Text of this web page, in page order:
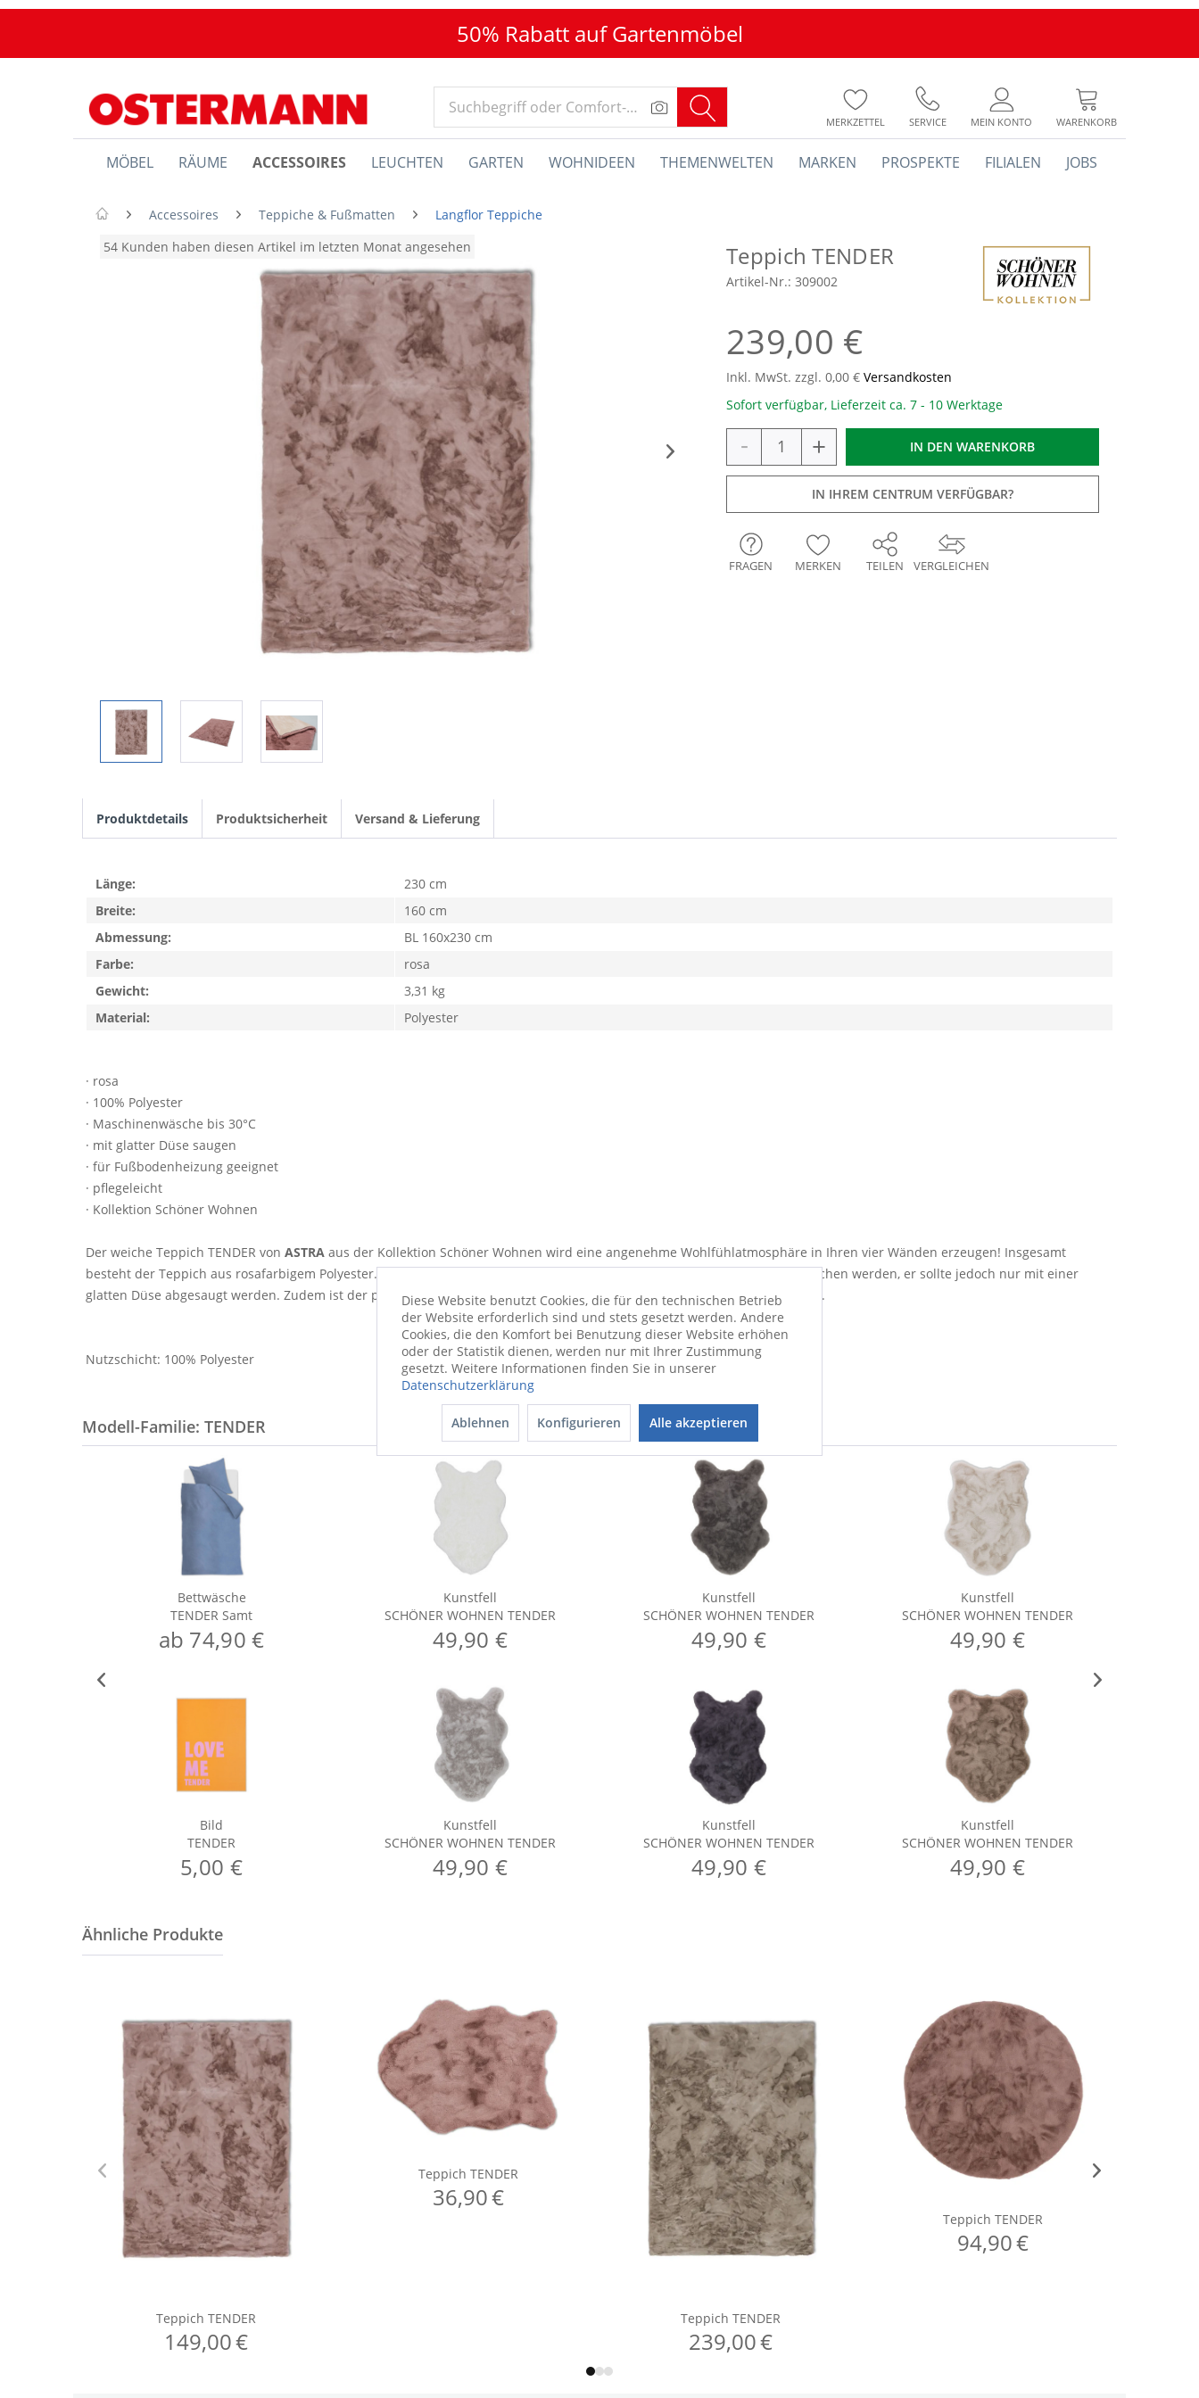
50% Rabatt auf Gartenmöbel
MERKZETTEL SERVICE MEIN KONTO WARENKORB
MÖBEL RÄUME ACCESSOIRES LEUCHTEN GARTEN WOHNIDEEN THEMENWELTEN MARKEN PROSPEKTE FILIALEN JOBS
Accessoires Teppiche & Fußmatten
Langflor Teppiche
54 Kunden haben diesen Artikel im letzten Monat angesehen
Teppich TENDER
Artikel-Nr.: 309002
239,00 €
Inkl. MwSt. zzgl. 0,00 € Versandkosten
Sofort verfügbar, Lieferzeit ca. 7 - 10 Werktage
- + IN DEN WARENKORB
IN IHREM CENTRUM VERFÜGBAR?
VERGLEICHEN
FRAGEN MERKEN TEILEN
Produktdetails Produktsicherheit Versand & Lieferung
· rosa
· 100% Polyester
· Maschinenwäsche bis 30°C
· mit glatter Düse saugen
· für Fußbodenheizung geeignet
· pflegeleicht
· Kollektion Schöner Wohnen
Der weiche Teppich TENDER von ASTRA aus der Kollektion Schöner Wohnen wird eine angenehme Wohlfühlatmosphäre in Ihren vier Wänden erzeugen! Insgesamt
besteht der Teppich aus rosafarbigem Polyester. Durch das Material kann er in der Waschmaschine bei bis zu 30°C gewaschen werden, er sollte jedoch nur mit einer
glatten Düse abgesaugt werden. Zudem ist der pflegeleichte Teppich auch für Böden mit einer Fußbodenheizung geeignet.
Nutzschicht: 100% Polyester
Länge:
230 cm
Breite:
160 cm
Abmessung:
BL 160x230 cm
Farbe:
rosa
Gewicht:
3,31 kg
Material:
Polyester
Modell-Familie: TENDER
Bettwäsche
TENDER Samt
ab 74,90 €
Bild
TENDER
5,00 €
Kunstfell
SCHÖNER WOHNEN TENDER
49,90 €
Kunstfell
SCHÖNER WOHNEN TENDER
49,90 €
Kunstfell
SCHÖNER WOHNEN TENDER
49,90 €
Kunstfell
SCHÖNER WOHNEN TENDER
49,90 €
Kunstfell
SCHÖNER WOHNEN TENDER
49,90 €
Kunstfell
SCHÖNER WOHNEN TENDER
49,90 €
Diese Website benutzt Cookies, die für den technischen Betrieb
der Website erforderlich sind und stets gesetzt werden. Andere
Cookies, die den Komfort bei Benutzung dieser Website erhöhen
oder der Statistik dienen, werden nur mit Ihrer Zustimmung
gesetzt. Weitere Informationen finden Sie in unserer
Datenschutzerklärung
Ablehnen Konfigurieren Alle akzeptieren